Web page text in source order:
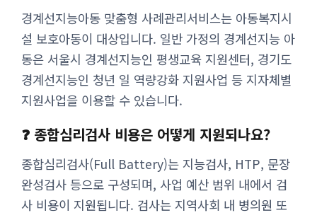
경계선지능아동 맞춤형 사례관리서비스는 아동복지시
설 보호아동이 대상입니다. 일반 가정의 경계선지능 아
동은 서울시 경계선지능인 평생교육 지원센터, 경기도
경계선지능인 청년 일 역량강화 지원사업 등 지자체별
지원사업을 이용할 수 있습니다.
❓ 종합심리검사 비용은 어떻게 지원되나요?
종합심리검사(Full Battery)는 지능검사, HTP, 문장
완성검사 등으로 구성되며, 사업 예산 범위 내에서 검
사 비용이 지원됩니다. 검사는 지역사회 내 병의원 또